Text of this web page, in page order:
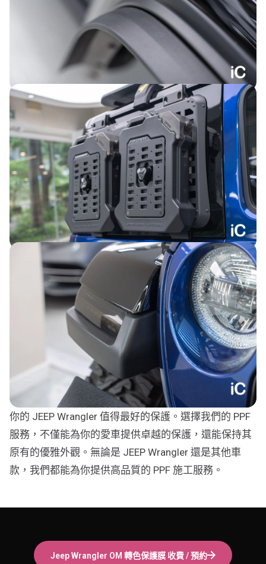
你的 JEEP Wrangler 值得最好的保護。選擇我們的 PPF
服務，不僅能為你的愛車提供卓越的保護，還能保持其
原有的優雅外觀。無論是 JEEP Wrangler 還是其他車
款，我們都能為你提供高品質的 PPF 施工服務。
Jeep Wrangler OM 轉色保護膜 收費 / 預約